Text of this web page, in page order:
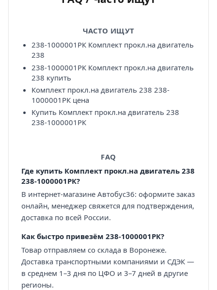
ЧАСТО ИЩУТ
238-1000001РК Комплект прокл.на двигатель
238
238-1000001РК Комплект прокл.на двигатель
238 купить
Комплект прокл.на двигатель 238 238-
1000001РК цена
Купить Комплект прокл.на двигатель 238
238-1000001РК
FAQ
Где купить Комплект прокл.на двигатель 238
238-1000001РК?
В интернет-магазине Автобус36: оформите заказ
онлайн, менеджер свяжется для подтверждения,
доставка по всей России.
Как быстро привезём 238-1000001РК?
Товар отправляем со склада в Воронеже.
Доставка транспортными компаниями и СДЭК —
в среднем 1–3 дня по ЦФО и 3–7 дней в другие
регионы.